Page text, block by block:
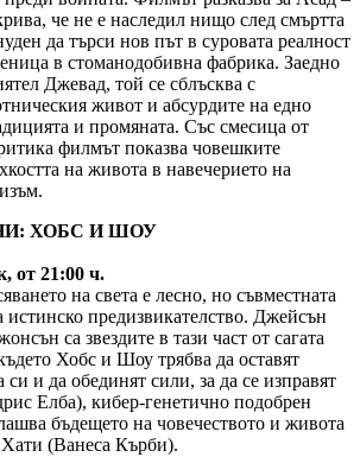
че не е наследил нищо след смъртта
да търси нов път в суровата реалност
в стоманодобивна фабрика. Заедно
Джевад, той се сблъсква с
живот и абсурдите на едно
и промяната. Със смесица от
филмът показва човешките
на живота в навечерието на
ХОБС И ШОУ
от 21:00 ч.
на света е лесно, но съвместната
истинско предизвикателство. Джейсън
са звездите в тази част от сагата
Хобс и Шоу трябва да оставят
си и да обединят сили, за да се изправят
Елба), кибер-генетично подобрен
бъдещето на човечеството и живота
(Ванеса Кърби).